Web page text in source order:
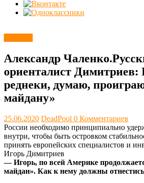
Александр
ориенталист Димитриев:
реднеки, думаю,
майдану»
25.06.2020 DeadPool 0 Комментариев
России необходимо принципиально
внутри, чтобы быть островком
принять европейских специалистов и
Игорь Димитриев
— Игорь, по всей Америке
майдан». Как к нему должны